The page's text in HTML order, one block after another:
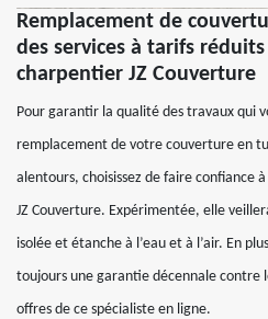
Remplacement de
des services à tarifs
charpentier JZ Couverture
Pour garantir la qualité des travaux qui
remplacement de votre couverture en
alentours, choisissez de faire confiance
JZ Couverture. Expérimentée, elle
isolée et étanche à l’eau et à l’air. En
toujours une garantie décennale contre
offres de ce spécialiste en ligne.